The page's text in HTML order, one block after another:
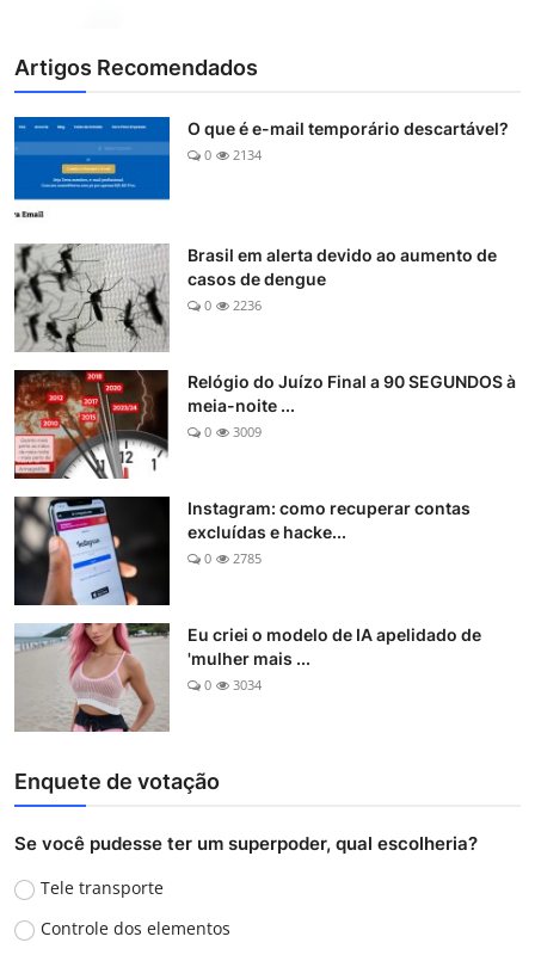
Artigos Recomendados
O que é e-mail temporário descartável?
0 2134
Brasil em alerta devido ao aumento de
casos de dengue
0 2236
Relógio do Juízo Final a 90 SEGUNDOS à
meia-noite ...
0 3009
Instagram: como recuperar contas
excluídas e hacke...
0 2785
Eu criei o modelo de IA apelidado de
'mulher mais ...
0 3034
Enquete de votação
Se você pudesse ter um superpoder, qual escolheria?
Tele transporte
Controle dos elementos